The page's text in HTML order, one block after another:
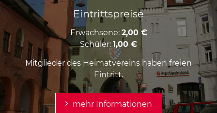
Eintrittspreise
Erwachsene: 2,00 €
Schüler: 1,00 €
Mitglieder des Heimatvereins haben freien
Eintritt.
mehr Informationen